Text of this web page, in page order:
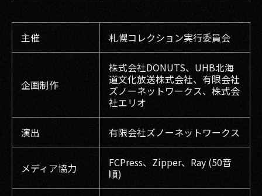
主催 札幌コレクション実行委員会
企画制作
株式会社DONUTS、UHB北海
道文化放送株式会社、有限会社
ズノーネットワークス、株式会
社エリオ
演出 有限会社ズノーネットワークス
メディア協力
FCPress、Zipper、Ray (50音
順)